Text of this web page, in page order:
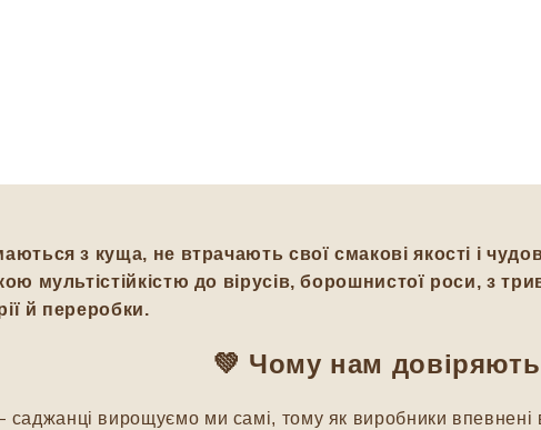
з куща, не втрачають свої смакові якості і
мультістійкістю до вірусів, борошнистої роси, з
й переробки.
💚 Чому нам довіряють
вирощуємо ми самі, тому як виробники впевнені в